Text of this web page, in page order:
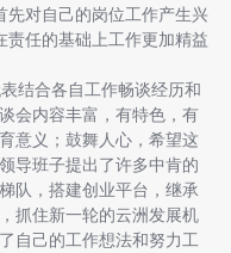
先对自己的岗位工作产生兴
责任的基础上工作更加精益
结合各自工作畅谈经历和
会内容丰富，有特色，有
意义；鼓舞人心，希望这
导班子提出了许多中肯的
队，搭建创业平台，继承
抓住新一轮的云洲发展机
自己的工作想法和努力工